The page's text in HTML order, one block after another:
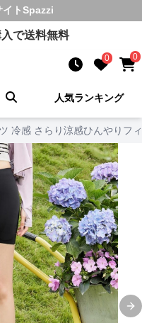
トSpazzi
で送料無料
0 0
人気ランキング
冷感 さらり涼感ひんやりフ